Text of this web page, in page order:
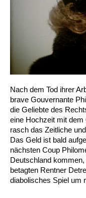
Nach dem Tod ihrer
brave Gouvernante
die Geliebte des
eine Hochzeit mit
rasch das Zeitliche
Das Geld ist bald
nächsten Coup
Deutschland
betagten Rentner
diabolisches Spiel um